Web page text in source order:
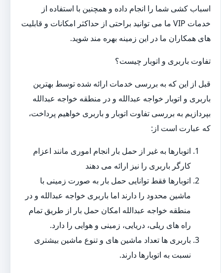
اسباب کشی شما را انجام داده و همچنین با استفاده از
خدمات VIP ما می توانید براحتی از حداکثر امکانات و قابلیت
های همکاران ما در این زمینه بهره مند شوید.
تفاوت باربری و اتوبار چیست؟
قبل از این که به بررسی خدمات ارائه شده توسط بهترین
باربری و اتوبار خواجه عبدالله و در منطقه خواجه عبدالله
بپردازیم به بررسی تفاوت اتوبار و باربری خواهیم پرداخت،
که عبارت است از:
اتوبارها به غیر از حمل بار انجام اموری مانند اعزام
کارگر باربری را نیز ارائه می دهند
اتوبارها فقط توانایی حمل بار به صورت زمینی با
ماشین محدود را دارند اما باربری خواجه عبدالله و در
منطقه خواجه عبدالله امکان حمل بار از طریق تمام
راه های ریلی، دریایی، زمینی و هوایی را دارد.
باربری ها تعداد ماشین های و تنوع ماشین بیشتری
نسبت به اتوبارها دارند.